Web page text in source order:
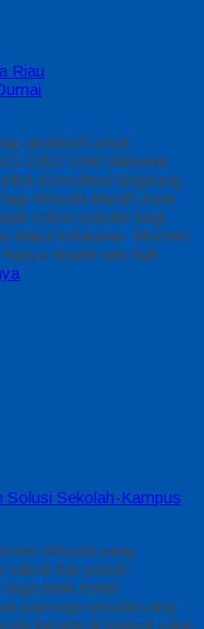
Riau
eksklusif untuk
2282-1060 Wibesite
konsultasi langsung:
Wisuda Murah Kota
solusi populer bagi
biaya kelulusan. Momen
terjadi satu kali
Solusi Sekolah-Kampus
Wisuda yang
dan penuh
toga tidak boleh
jual toga wisuda yang